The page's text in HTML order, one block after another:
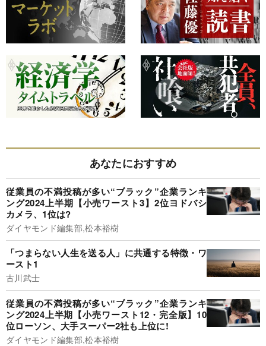
あなたにおすすめ
従業員の不満投稿が多い“ブラック”企業ランキ
ング2024上半期【小売ワースト3】2位ヨドバシ
カメラ、1位は?
ダイヤモンド編集部,松本裕樹
「つまらない人生を送る人」に共通する特徴・ワ
ースト1
古川武士
従業員の不満投稿が多い“ブラック”企業ランキ
ング2024上半期【小売ワースト12・完全版】10
位ローソン、大手スーパー2社も上位に!
ダイヤモンド編集部,松本裕樹